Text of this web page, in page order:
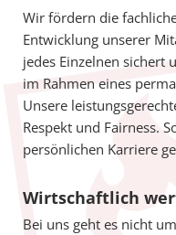
Wir fördern die
Entwicklung unserer
jedes Einzelnen sichert
im Rahmen eines
Unsere
Respekt und Fairness.
persönlichen Karriere
Wirtschaftlich
Bei uns geht es nicht